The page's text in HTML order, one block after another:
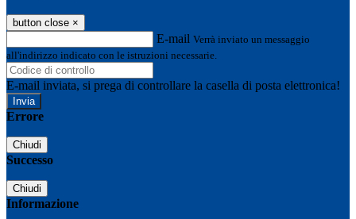
button close ×
E-mail Verrà inviato un messaggio
all'indirizzo indicato con le istruzioni necessarie.
E-mail inviata, si prega di controllare la casella di posta elettronica!
Errore
Chiudi
Successo
Chiudi
Informazione